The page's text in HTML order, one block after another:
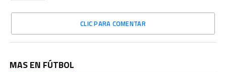
CLIC PARA COMENTAR
MAS EN FÚTBOL